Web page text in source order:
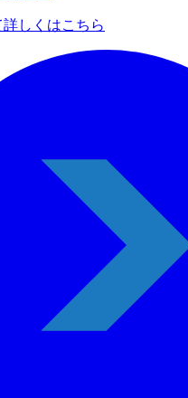
詳しくはこちら